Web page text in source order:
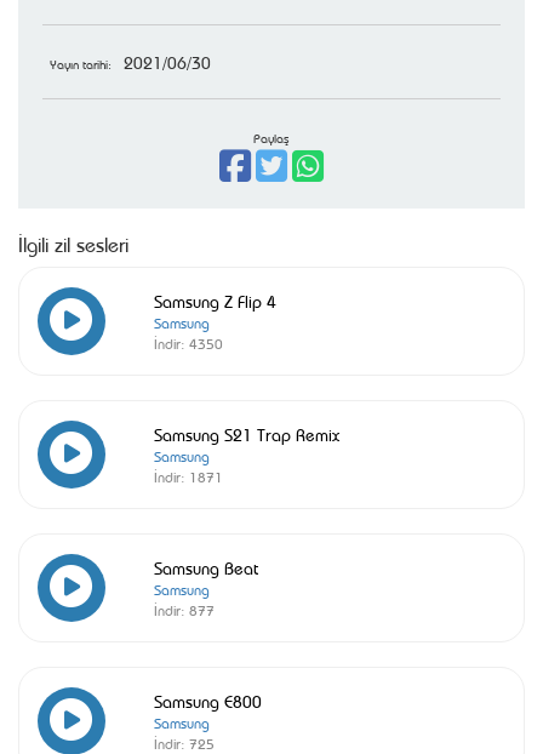
Yayın tarihi: 2021/06/30
Paylaş
İlgili zil sesleri
Samsung Z Flip 4
Samsung
İndir: 4350
Samsung S21 Trap Remix
Samsung
İndir: 1871
Samsung Beat
Samsung
İndir: 877
Samsung E800
Samsung
İndir: 725